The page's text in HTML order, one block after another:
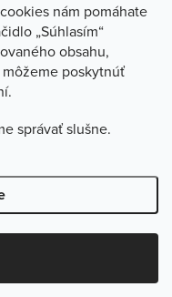
nám pomáhate
„Súhlasím“
obsahu,
poskytnúť
správať slušne.
vyhradené.Upraviť